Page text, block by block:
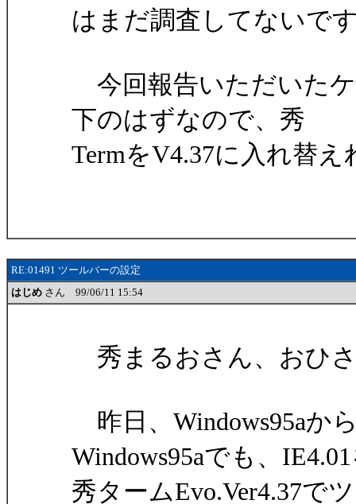
はまだ調査してないで
今回報告いただいたケ
下のはずなので、秀
TermをV4.37に入れ替
RE:01491 ツールバーの設定
はじめ さん 99/06/11 15:54
秀まるおさん、おひ
昨日、Windows95aか
Windows95aでも、
秀タームEvo.Ver4.37で